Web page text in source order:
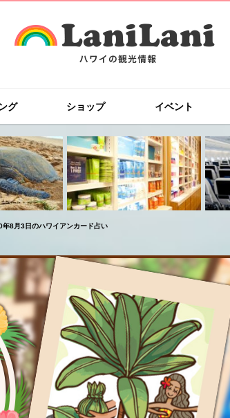
グ ショップ イベント
年8月3日のハワイアンカード占い